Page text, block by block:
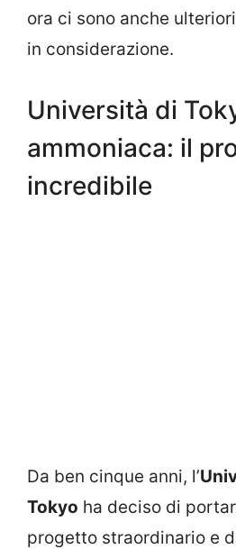
ora ci sono anche
in considerazione.
Università di
ammoniaca: il
incredibile
Da ben cinque anni, l’
Tokyo ha deciso di
progetto straordinario e